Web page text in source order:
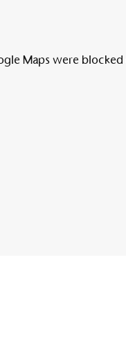
Maps were